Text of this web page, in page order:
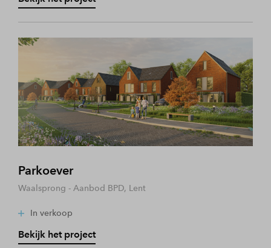
Parkoever
Waalsprong - Aanbod BPD, Lent
In verkoop
Bekijk het project